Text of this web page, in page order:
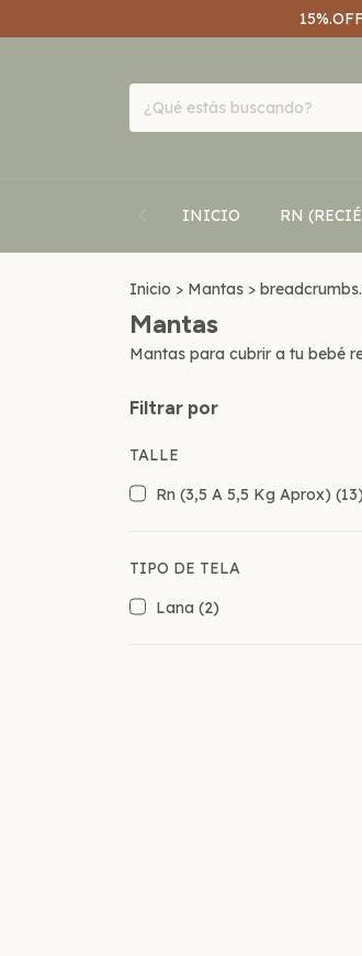
INICIO RN
Inicio > Mantas >
Mantas
Mantas para cubrir a tu bebé
Filtrar por
TALLE
Rn (3,5 A 5,5 Kg Aprox) (13)
TIPO DE TELA
Lana (2)